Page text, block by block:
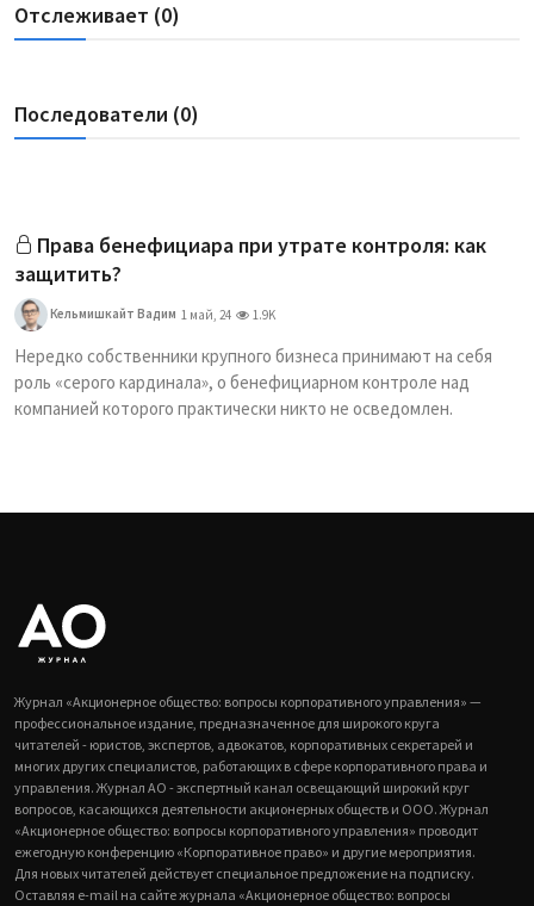
Отслеживает (0)
Последователи (0)
Права бенефициара при утрате контроля: как
защитить?
Кельмишкайт Вадим 1 май, 24 1.9K
Нередко собственники крупного бизнеса принимают на себя
роль «серого кардинала», о бенефициарном контроле над
компанией которого практически никто не осведомлен.
Журнал «Акционерное общество: вопросы корпоративного управления» —
профессиональное издание, предназначенное для широкого круга
читателей - юристов, экспертов, адвокатов, корпоративных секретарей и
многих других специалистов, работающих в сфере корпоративного права и
управления. Журнал АО - экспертный канал освещающий широкий круг
вопросов, касающихся деятельности акционерных обществ и ООО. Журнал
«Акционерное общество: вопросы корпоративного управления» проводит
ежегодную конференцию «Корпоративное право» и другие мероприятия.
Для новых читателей действует специальное предложение на подписку.
Оставляя e-mail на сайте журнала «Акционерное общество: вопросы